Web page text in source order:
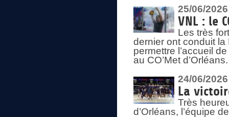
25/06/2026
VNL : le
Les très
dernier ont conduit
permettre l’accueil
au CO’Met d’Orléans.
24/06/2026
La
Très
d’Orléans, l’équipe